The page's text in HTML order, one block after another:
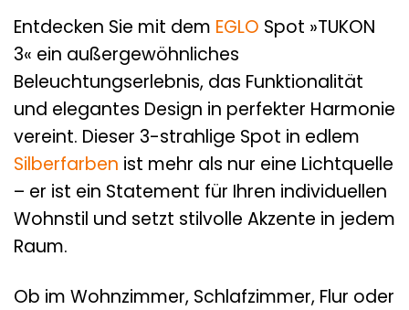
Entdecken Sie mit dem EGLO Spot »TUKON
3« ein außergewöhnliches
Beleuchtungserlebnis, das Funktionalität
und elegantes Design in perfekter Harmonie
vereint. Dieser 3-strahlige Spot in edlem
Silberfarben ist mehr als nur eine Lichtquelle
– er ist ein Statement für Ihren individuellen
Wohnstil und setzt stilvolle Akzente in jedem
Raum.
Ob im Wohnzimmer, Schlafzimmer, Flur oder